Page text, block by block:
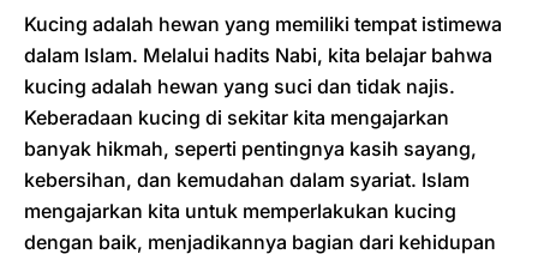
Kucing adalah hewan yang memiliki tempat istimewa
dalam Islam. Melalui hadits Nabi, kita belajar bahwa
kucing adalah hewan yang suci dan tidak najis.
Keberadaan kucing di sekitar kita mengajarkan
banyak hikmah, seperti pentingnya kasih sayang,
kebersihan, dan kemudahan dalam syariat. Islam
mengajarkan kita untuk memperlakukan kucing
dengan baik, menjadikannya bagian dari kehidupan